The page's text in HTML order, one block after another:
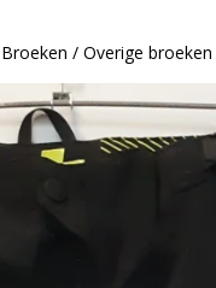
Broeken /Overige broeken